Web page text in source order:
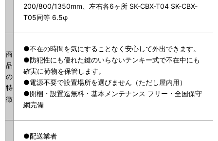
200/800/1350mm、左右各6ヶ所 SK-CBX-T04 SK-CBX-
T05同等 6.5φ
商
品
の
特
徴
●不在の時間を気にすることなく安心して外出できます。
●防犯性にも優れた鍵のいらないテンキー式で不在中にも
確実に荷物を保管します。
●電源不要で設置場所を選びません（ただし屋内用）
●開梱・設置迄無料・基本メンテナンス フリー・全国保守
網完備
●配送業者